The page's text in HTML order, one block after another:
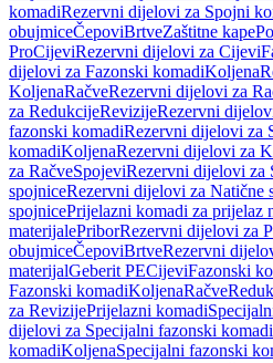
komadiRezervni dijelovi za Spojni
obujmiceČepoviBrtveZaštitne kape
ProCijeviRezervni dijelovi za Cijevi
dijelovi za Fazonski komadiKoljena
KoljenaRačveRezervni dijelovi za
za RedukcijeRevizijeRezervni
fazonski komadiRezervni dijelovi za
komadiKoljenaRezervni dijelovi za
za RačveSpojeviRezervni dijelovi za
spojniceRezervni dijelovi za Natične
spojnicePrijelazni komadi za prijelaz
materijalePriborRezervni dijelovi za
obujmiceČepoviBrtveRezervni
materijalGeberit PECijeviFazonski
Fazonski komadiKoljenaRačve
za RevizijePrijelazni komadi
dijelovi za Specijalni fazonski komadi
komadiKoljenaSpecijalni fazonski